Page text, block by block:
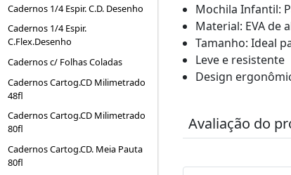
Cadernos 1/4 Espir. C.D. Desenho
Cadernos 1/4 Espir.
C.Flex.Desenho
Cadernos c/ Folhas Coladas
Cadernos Cartog.CD Milimetrado
48fl
Cadernos Cartog.CD Milimetrado
80fl
Cadernos Cartog.CD. Meia Pauta
80fl
Mochila Infantil:
Material: EVA de
Tamanho: Ideal
Leve e resistente
Design
Avaliação do